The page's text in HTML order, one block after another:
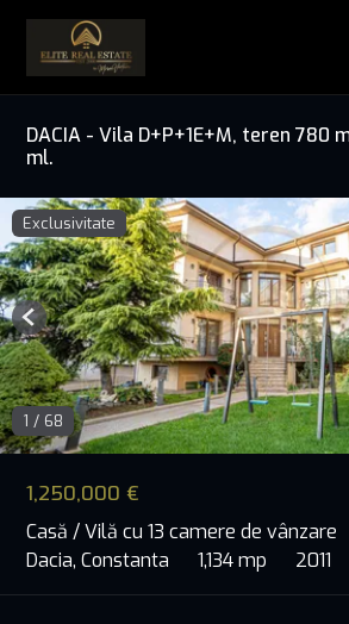
DACIA - Vila D+P+1E+M, teren 780
ml.
1,250,000 €
Casă / Vilă cu 13 camere de vânzare
Dacia, Constanta
1,134 mp 2011
Exclusivitate
1 / 68
Previous